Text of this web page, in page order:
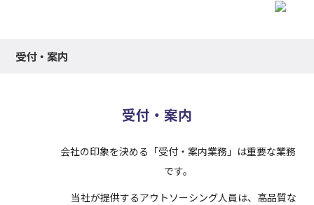
受付・案内
受付・案内
会社の印象を決める「受付・案内業務」は重要な業務
です。
当社が提供するアウトソーシング人員は、高品質な